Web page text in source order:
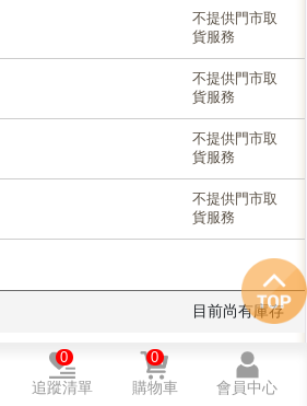
不提供門市取
貨服務
不提供門市取
貨服務
不提供門市取
貨服務
不提供門市取
貨服務
目前尚有庫存
♦無庫存，門市
可接受客訂
追蹤清單
0
購物車
0
會員中心